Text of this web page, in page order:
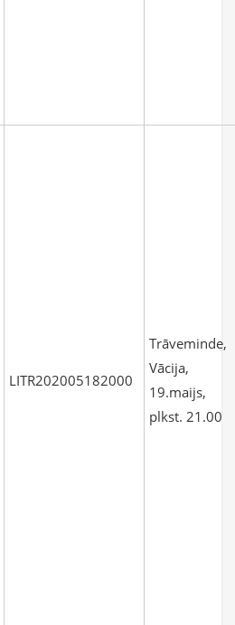
LITR202005182000
Trāveminde,
Vācija,
19.maijs,
plkst. 21.00